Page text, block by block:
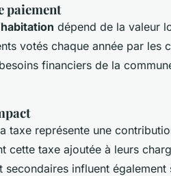
paiement
dépend de la valeur
votés chaque année par les
financiers de la
taxe représente une
cette taxe ajoutée à leurs
secondaires influent